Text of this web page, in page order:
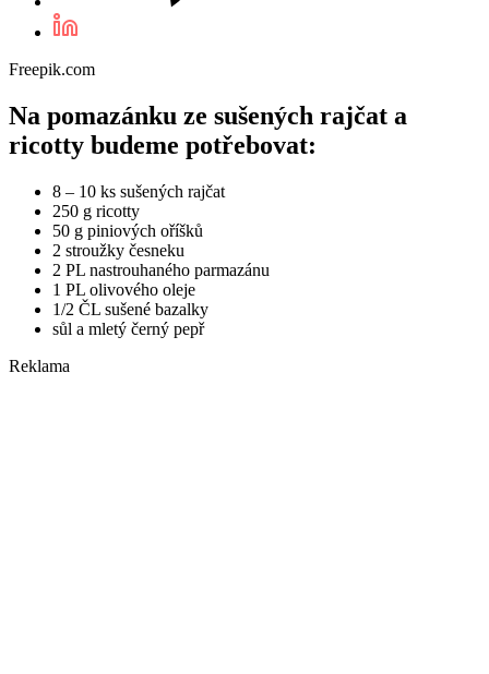
Freepik.com
Na pomazánku ze sušených rajčat a
ricotty budeme potřebovat:
8 – 10 ks sušených rajčat
250 g ricotty
50 g piniových oříšků
2 stroužky česneku
2 PL nastrouhaného parmazánu
1 PL olivového oleje
1/2 ČL sušené bazalky
sůl a mletý černý pepř
Reklama